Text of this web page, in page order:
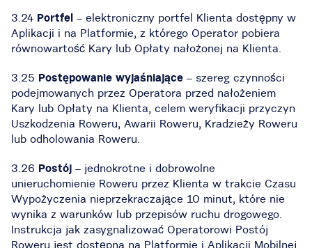
3.24 Portfel – elektroniczny portfel Klienta dostępny w
Aplikacji i na Platformie, z którego Operator pobiera
równowartość Kary lub Opłaty nałożonej na Klienta.
3.25 Postępowanie wyjaśniające – szereg czynności
podejmowanych przez Operatora przed nałożeniem
Kary lub Opłaty na Klienta, celem weryfikacji przyczyn
Uszkodzenia Roweru, Awarii Roweru, Kradzieży Roweru
lub odholowania Roweru.
3.26 Postój – jednokrotne i dobrowolne
unieruchomienie Roweru przez Klienta w trakcie Czasu
Wypożyczenia nieprzekraczające 10 minut, które nie
wynika z warunków lub przepisów ruchu drogowego.
Instrukcja jak zasygnalizować Operatorowi Postój
Roweru jest dostępna na Platformie i Aplikacji Mobilnej.